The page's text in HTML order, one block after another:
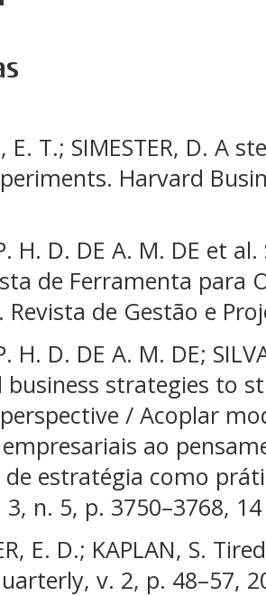
E. T.; SIMESTER, D. A
Harvard
H. D. DE A. M. DE et
de Ferramenta para
Revista de Gestão e
H. D. DE A. M. DE;
business strategies to
/ Acoplar
ao
de estratégia como
3, n. 5, p. 3750–3768,
E. D.; KAPLAN, S.
v. 2, p. 48–57,